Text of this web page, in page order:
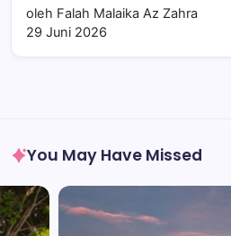
oleh Falah Malaika Az Zahra
29 Juni 2026
You May Have Missed